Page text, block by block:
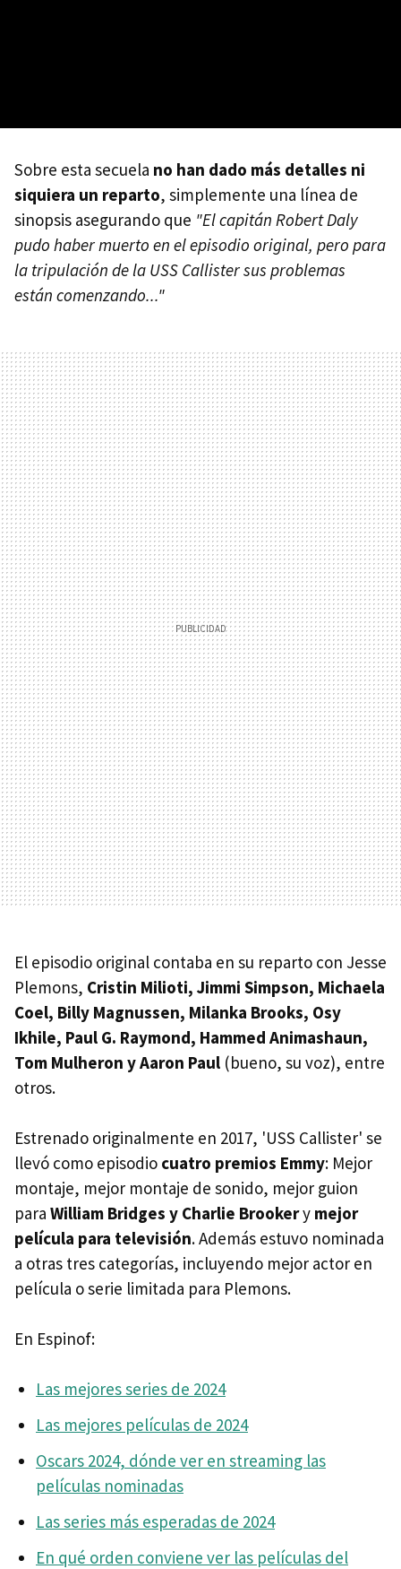
Sobre esta secuela no han dado más detalles ni
siquiera un reparto, simplemente una línea de
sinopsis asegurando que "El capitán Robert Daly
pudo haber muerto en el episodio original, pero para
la tripulación de la USS Callister sus problemas
están comenzando..."
El episodio original contaba en su reparto con Jesse
Plemons, Cristin Milioti, Jimmi Simpson, Michaela
Coel, Billy Magnussen, Milanka Brooks, Osy
Ikhile, Paul G. Raymond, Hammed Animashaun,
Tom Mulheron y Aaron Paul (bueno, su voz), entre
otros.
Estrenado originalmente en 2017, 'USS Callister' se
llevó como episodio cuatro premios Emmy: Mejor
montaje, mejor montaje de sonido, mejor guion
para William Bridges y Charlie Brookery mejor
película para televisión. Además estuvo nominada
a otras tres categorías, incluyendo mejor actor en
película o serie limitada para Plemons.
En Espinof:
Las mejores series de 2024
Las mejores películas de 2024
Oscars 2024, dónde ver en streaming las
películas nominadas
Las series más esperadas de 2024
En qué orden conviene ver las películas del